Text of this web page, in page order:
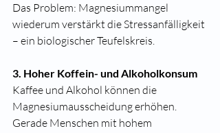
Das Problem: Magnesiummangel
wiederum verstärkt die Stressanfälligkeit
– ein biologischer Teufelskreis.
3. Hoher Koffein- und Alkoholkonsum
Kaffee und Alkohol können die
Magnesiumausscheidung erhöhen.
Gerade Menschen mit hohem